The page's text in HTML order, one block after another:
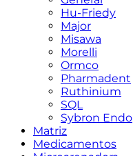
Hu-Friedy
Major
Misawa
Morelli
Ormco
Pharmadent
Ruthinium
SQL
Sybron Endo
Matriz
Medicamentos